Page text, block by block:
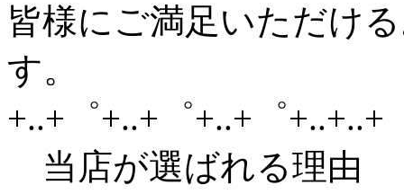
皆様にご満足いただけ
す。
+..+゜+..+゜+..+゜
当店が選ばれる理由